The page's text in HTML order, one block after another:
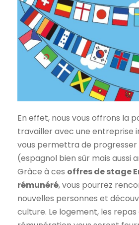
En effet, nous vous offrons la
travailler avec une entreprise
vous permettra de progresser
(espagnol bien sûr mais aussi
Grâce à ces offres de stage
rémunéré, vous pourrez
nouvelles personnes et
culture. Le logement, les repas